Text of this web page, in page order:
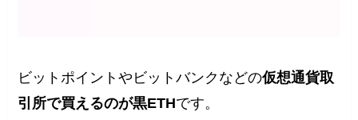
ビットポイントやビットバンクなどの仮想通貨取
引所で買えるのが黒ETHです。